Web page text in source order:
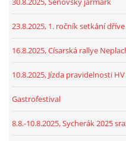
23.8.2025, 1. ročník setkání
16.8.2025, Císarská rallye
10.8.2025, Jízda pravidelnosti
Gastrofestival
8.8.-10.8.2025, Sycherák 2025